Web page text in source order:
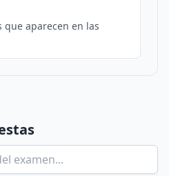
que aparecen en las